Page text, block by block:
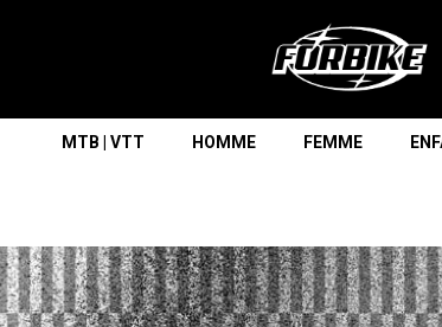
Lorem ipsum dolor sit amet
Lorem ipsum dolor sit amet, consectetur
eiusmod tempor incididunt ut labore et dolore
MTB | VTT HOMME FEMME